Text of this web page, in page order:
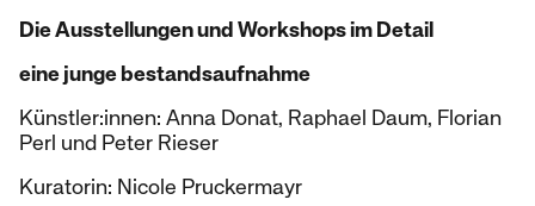
Die Ausstellungen und Workshops im Detail
eine junge bestandsaufnahme
Künstler:innen: Anna Donat, Raphael Daum, Florian
Perl und Peter Rieser
Kuratorin: Nicole Pruckermayr